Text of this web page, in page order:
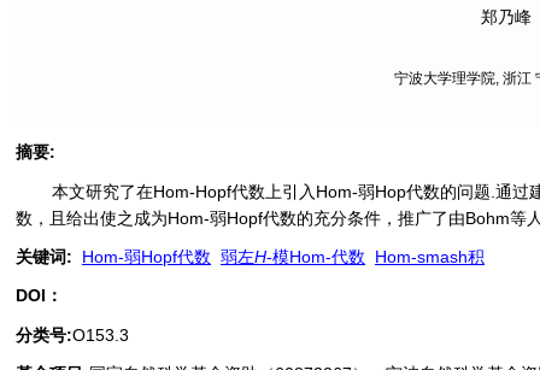
郑乃峰
宁波大学理学院, 浙江
摘要:
本文研究了在Hom-Hopf代数上引入Hom-弱Hop代数的问题.通过
数，且给出使之成为Hom-弱Hopf代数的充分条件，推广了由Bohm等
关键词: Hom-弱Hopf代数 弱左H-模Hom-代数
Hom-smash积
DOI：
分类号:O153.3